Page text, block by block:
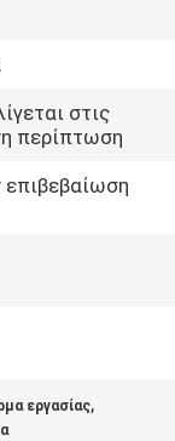
στις
περίπτωση
επιβεβαίωση
εργασίας,